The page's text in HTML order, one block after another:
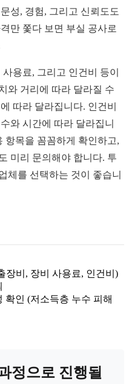
성, 경험, 그리고 신뢰도도
만 쫓다 보면 부실 공사로
용료, 그리고 인건비 등이
와 거리에 따라 달라질 수
따라 달라집니다. 인건비
와 시간에 따라 달라집니
항목을 꼼꼼하게 확인하고,
미리 문의해야 합니다. 투
체를 선택하는 것이 좋습니
장비, 장비 사용료, 인건비)
확인 (저소득층 누수 피해
정으로 진행될